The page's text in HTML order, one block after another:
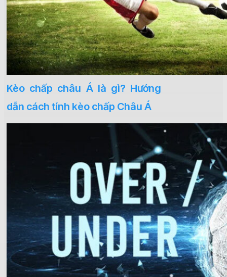
Kèo chấp châu Á là gì? Hướng
dẫn cách tính kèo chấp Châu Á